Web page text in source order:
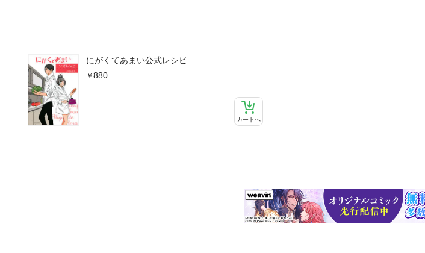
にがくてあまい公式レシピ
880
カートへ